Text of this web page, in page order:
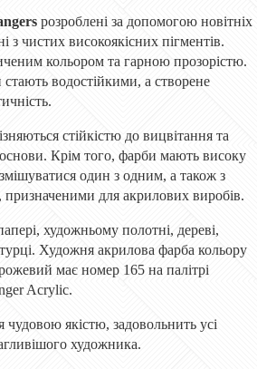
розроблені за допомогою новітніх
з чистих високоякісних пігментів.
кольором та гарною прозорістю.
водостійкими, а створене
стійкістю до вицвітання та
Крім того, фарби мають високу
один з одним, а також з
для акрилових виробів.
художньому полотні, дереві,
Художня акрилова фарба кольору
має номер 165 на палітрі
Acrylic.
чудовою якістю, задовольнить усі
художника.